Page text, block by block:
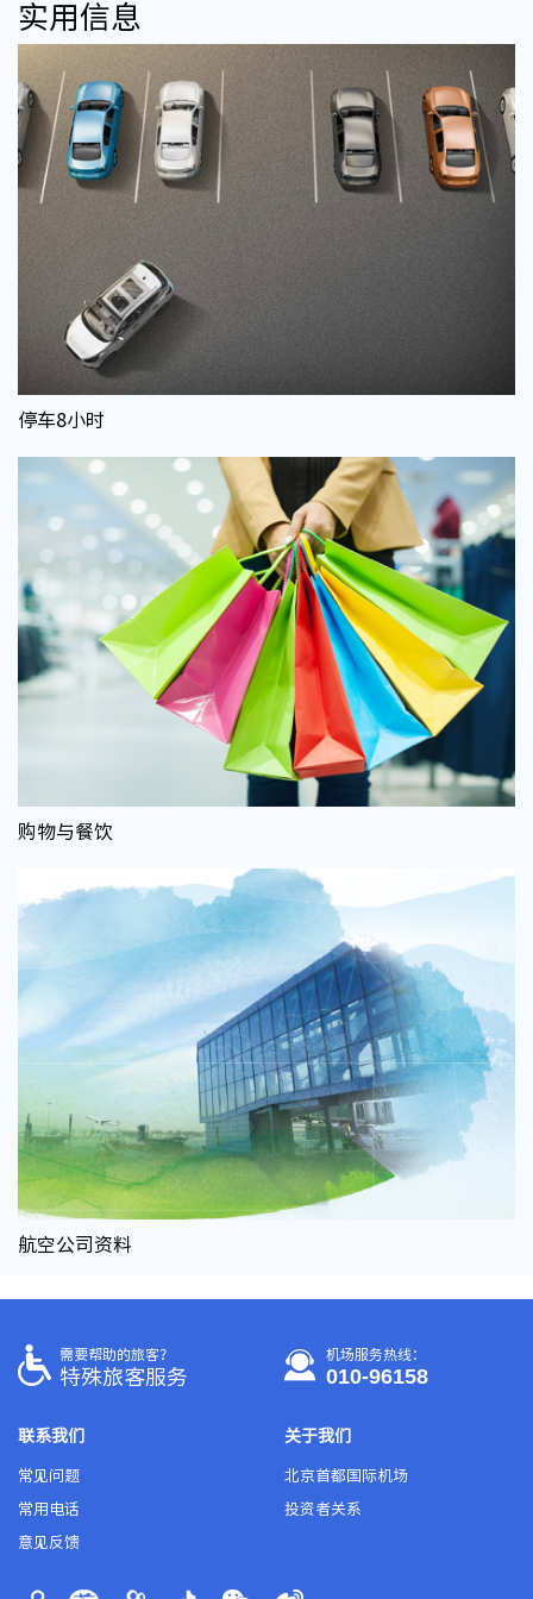
实用信息
停车8小时
购物与餐饮
航空公司资料
需要帮助的旅客？
特殊旅客服务
机场服务热线：
010-96158
联系我们
常见问题
常用电话
意见反馈
关于我们
北京首都国际机场
投资者关系